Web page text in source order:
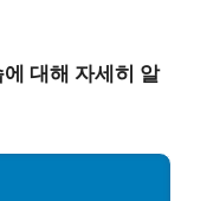
대해 자세히 알